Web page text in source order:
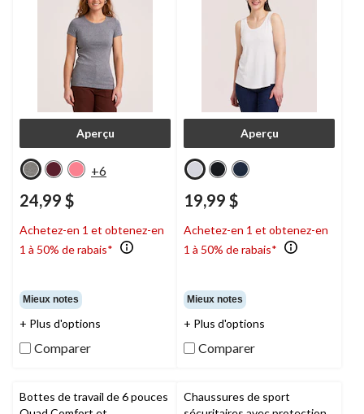
Aperçu
+6
24,99 $
Achetez-en 1 et obtenez-en
1 à 50% de rabais*
Mieux notes
+ Plus d'options
Comparer
Aperçu
19,99 $
Achetez-en 1 et obtenez-en
1 à 50% de rabais*
Mieux notes
+ Plus d'options
Comparer
Bottes de travail de 6 pouces
Chaussures de sport